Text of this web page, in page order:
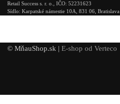
Retail Success s. r. o., IČO: 52231623
Sídlo: Karpatské námestie 10A, 831 06, Bratislava
© MňauShop.sk | E-shop od Verteco